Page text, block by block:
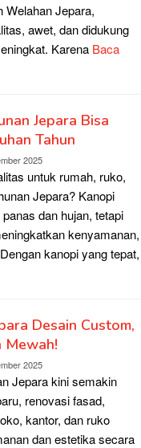
Welahan Jepara,
awet, dan didukung
Karena Baca
Jepara Bisa
Tahun
2025
untuk rumah, ruko,
Jepara? Kanopi
dan hujan, tetapi
kenyamanan,
kanopi yang tepat,
Desain Custom,
Mewah!
2025
Jepara kini semakin
renovasi fasad,
kantor, dan ruko
dan estetika secara